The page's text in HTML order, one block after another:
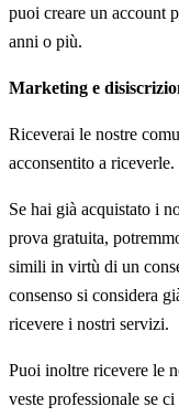
puoi creare un account
anni o più.
Marketing e
Riceverai le nostre
acconsentito a riceverle.
Se hai già acquistato i
prova gratuita,
simili in virtù di un
consenso si considera
ricevere i nostri servizi.
Puoi inoltre ricevere le
veste professionale se